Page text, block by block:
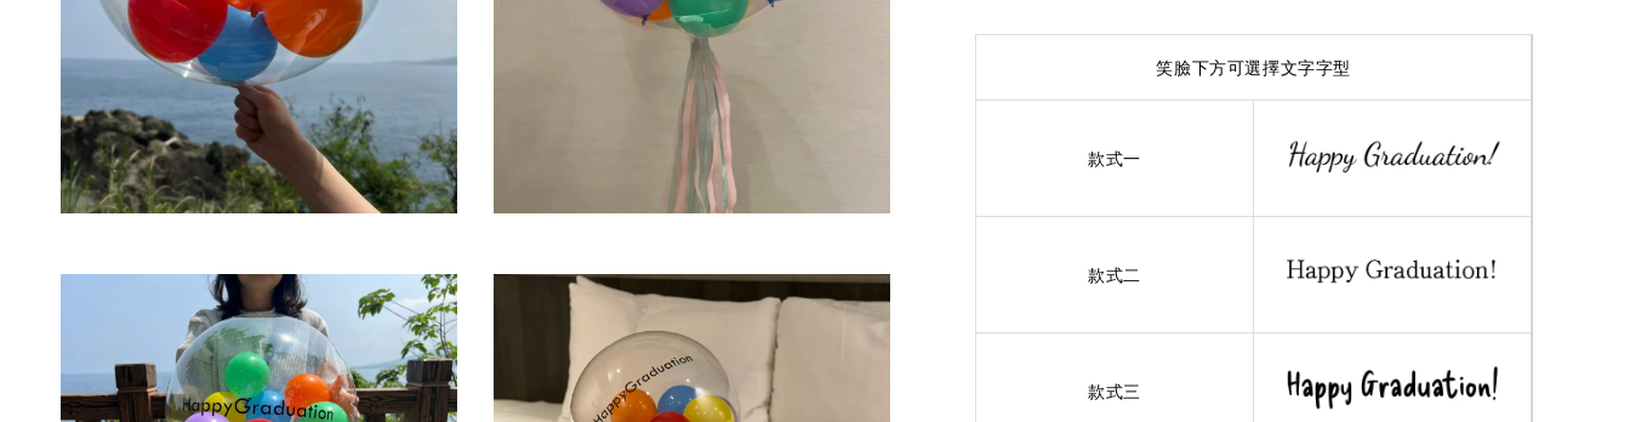
笑臉下方可選擇文字字型
款式一
款式二
款式三